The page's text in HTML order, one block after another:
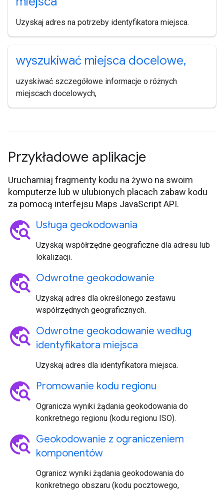
Uzyskaj adres na potrzeby identyfikatora miejsca.
wyszukiwać miejsca docelowe,
uzyskiwać szczegółowe informacje o różnych
miejscach docelowych,
Przykładowe aplikacje
Uruchamiaj fragmenty kodu na żywo na swoim
komputerze lub w ulubionych placach zabaw kodu
za pomocą interfejsu Maps JavaScript API.
travel_explore Usługa geokodowania
Uzyskaj współrzędne geograficzne dla adresu lub
lokalizacji.
travel_explore Odwrotne geokodowanie
Uzyskaj adres dla określonego zestawu
współrzędnych geograficznych.
travel_explore Odwrotne geokodowanie według
identyfikatora miejsca
Uzyskaj adres dla identyfikatora miejsca.
travel_explore Promowanie kodu regionu
Ogranicza wyniki żądania geokodowania do
konkretnego regionu (kodu regionu ISO).
travel_explore Geokodowanie z ograniczeniem
komponentów
Ogranicz wyniki żądania geokodowania do
konkretnego obszaru (kodu pocztowego,